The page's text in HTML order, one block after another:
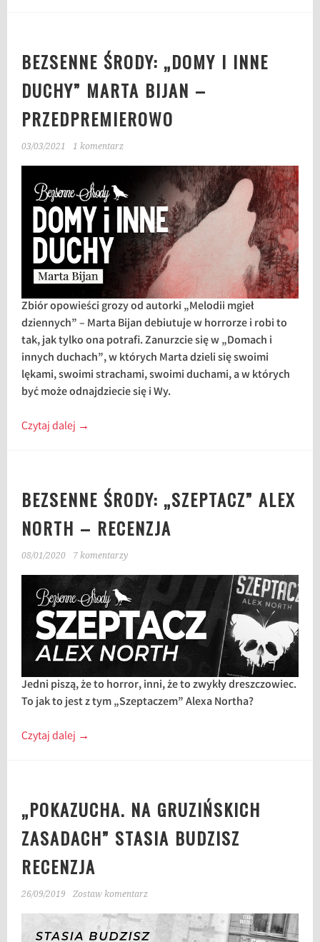
BEZSENNE ŚRODY: „DOMY I INNE
DUCHY” MARTA BIJAN –
PRZEDPREMIEROWO
03/03/2021 1 komentarz
Zbiór opowieści grozy od autorki „Melodii mgieł
dziennych” – Marta Bijan debiutuje w horrorze i robi to
tak, jak tylko ona potrafi. Zanurzcie się w „Domach i
innych duchach”, w których Marta dzieli się swoimi
lękami, swoimi strachami, swoimi duchami, a w których
być może odnajdziecie się i Wy.
Czytaj dalej →
BEZSENNE ŚRODY: „SZEPTACZ” ALEX
NORTH – RECENZJA
08/01/2020 7 komentarzy
Jedni piszą, że to horror, inni, że to zwykły dreszczowiec.
To jak to jest z tym „Szeptaczem” Alexa Northa?
Czytaj dalej →
„POKAZUCHA. NA GRUZIŃSKICH
ZASADACH” STASIA BUDZISZ
RECENZJA
26/09/2019 Zostaw komentarz